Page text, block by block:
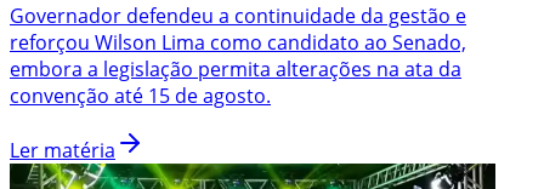
Governador defendeu a continuidade da gestão e
reforçou Wilson Lima como candidato ao Senado,
embora a legislação permita alterações na ata da
convenção até 15 de agosto.
Ler matéria